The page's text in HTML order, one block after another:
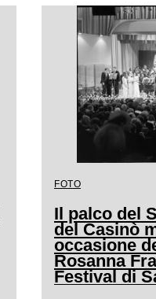
FOTO
Il palco del
del Casinò
occasione
Rosanna
Festival di